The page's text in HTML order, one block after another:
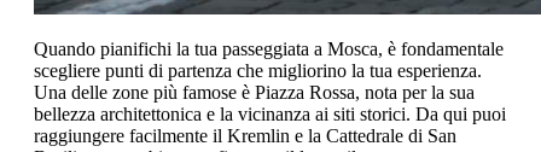
Quando pianifichi la tua passeggiata a Mosca, è fondamentale
scegliere punti di partenza che migliorino la tua esperienza.
Una delle zone più famose è Piazza Rossa, nota per la sua
bellezza architettonica e la vicinanza ai siti storici. Da qui puoi
raggiungere facilmente il Kremlin e la Cattedrale di San